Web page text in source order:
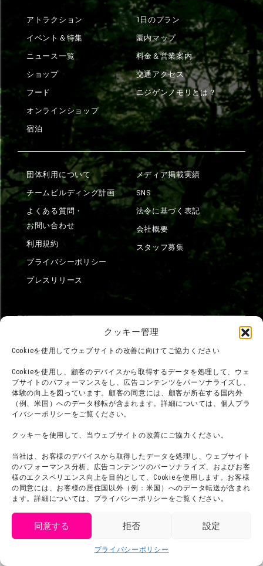
クッキー管理
Cookieを使用してウェブサイトの改善に向けてご協力ください
Cookieを使用し、顧客のデバイスから取得するデータを処理して、ウェ
ブサイトのパフォーマンスをし、広告コンテンツをパーソナライズし、
体験の向上を図っています。顧客の同意には、顧客が所在する国内外
（例、米国）へのデータ移転が含まれます。詳細については、個人プラ
イバシーポリシーをご覧ください。
クッキーを使用して、当ウェブサイトの改善にご協力ください。
当社は、お客様のデバイスから取得したデータを処理し、ウェブサイト
のパフォーマンス分析、広告コンテンツのパーソナライズ、およびお客
様のエクスペリエンス向上を目的として、Cookieを使用します。お客様
の同意には、お客様の居住国以外（例：米国）へのデータ転送が含まれ
ます。詳細については、プライバシーポリシーをご覧ください。
同意する 拒否 設定
プライバシーポリシー
アトラクション
イベント＆特集
ニュース一覧
ショップ
フード
オンラインショップ
宿泊
1日のプラン
園内マップ
料金＆営業案内
交通アクセス
ニジゲンノモリとは？
団体利用について
チームビルディング計画
よくある質問・
お問い合わせ
利用規約
プライバシーポリシー
プレスリリース
メディア掲載実績
SNS
法令に基づく表記
会社概要
スタッフ募集
©臼井儀人／双葉社・シンエイ・テレビ朝日・ADK
©臼井儀人／双葉社・シンエイ・テレビ朝日・ADK 1993-2026
©岸本斉史 スコット／集英社・テレビ東京・ぴえろ
©諫山創・講談社／「進撃の巨人」The Final Season製作委員会
©2026 Nijigennomori Inc. All Rights Reserved.